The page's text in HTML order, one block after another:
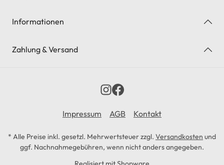
Informationen
Zahlung & Versand
Impressum AGB Kontakt
* Alle Preise inkl. gesetzl. Mehrwertsteuer zzgl. Versandkosten und
ggf. Nachnahmegebühren, wenn nicht anders angegeben.